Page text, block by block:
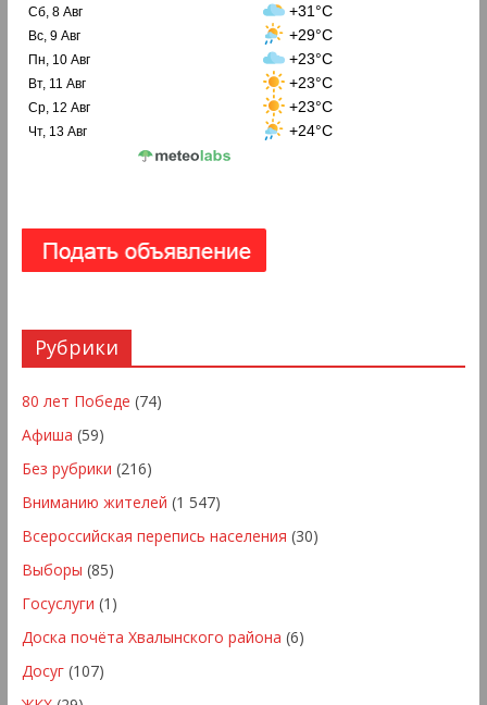
Сб, 8 Авг +31°C
Вс, 9 Авг +29°C
Пн, 10 Авг +23°C
Вт, 11 Авг +23°C
Ср, 12 Авг +23°C
Чт, 13 Авг +24°C
Рубрики
80 лет Победе (74)
Афиша (59)
Без рубрики (216)
Вниманию жителей (1 547)
Всероссийская перепись населения (30)
Выборы (85)
Госуслуги (1)
Доска почёта Хвалынского района (6)
Досуг(107)